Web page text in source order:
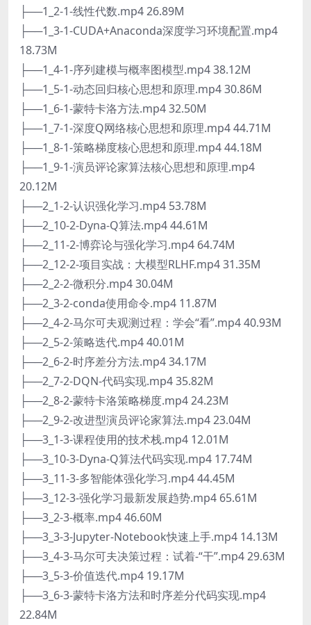
├──1_2-1-线性代数.mp4 26.89M
├──1_3-1-CUDA+Anaconda深度学习环境配置.mp4
18.73M
├──1_4-1-序列建模与概率图模型.mp4 38.12M
├──1_5-1-动态回归核心思想和原理.mp4 30.86M
├──1_6-1-蒙特卡洛方法.mp4 32.50M
├──1_7-1-深度Q网络核心思想和原理.mp4 44.71M
├──1_8-1-策略梯度核心思想和原理.mp4 44.18M
├──1_9-1-演员评论家算法核心思想和原理.mp4
20.12M
├──2_1-2-认识强化学习.mp4 53.78M
├──2_10-2-Dyna-Q算法.mp4 44.61M
├──2_11-2-博弈论与强化学习.mp4 64.74M
├──2_12-2-项目实战：大模型RLHF.mp4 31.35M
├──2_2-2-微积分.mp4 30.04M
├──2_3-2-conda使用命令.mp4 11.87M
├──2_4-2-马尔可夫观测过程：学会“看”.mp4 40.93M
├──2_5-2-策略迭代.mp4 40.01M
├──2_6-2-时序差分方法.mp4 34.17M
├──2_7-2-DQN-代码实现.mp4 35.82M
├──2_8-2-蒙特卡洛策略梯度.mp4 24.23M
├──2_9-2-改进型演员评论家算法.mp4 23.04M
├──3_1-3-课程使用的技术栈.mp4 12.01M
├──3_10-3-Dyna-Q算法代码实现.mp4 17.74M
├──3_11-3-多智能体强化学习.mp4 44.45M
├──3_12-3-强化学习最新发展趋势.mp4 65.61M
├──3_2-3-概率.mp4 46.60M
├──3_3-3-Jupyter-Notebook快速上手.mp4 14.13M
├──3_4-3-马尔可夫决策过程：试着-“干”.mp4 29.63M
├──3_5-3-价值迭代.mp4 19.17M
├──3_6-3-蒙特卡洛方法和时序差分代码实现.mp4
22.84M